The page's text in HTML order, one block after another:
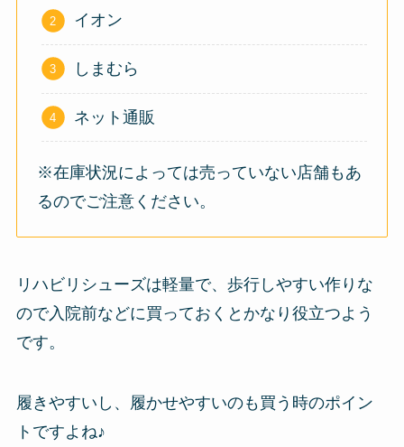
イオン
しまむら
ネット通販
※在庫状況によっては売っていない店舗もあ
るのでご注意ください。
リハビリシューズは軽量で、歩行しやすい作りな
ので入院前などに買っておくとかなり役立つよう
です。
履きやすいし、履かせやすいのも買う時のポイン
トですよね♪